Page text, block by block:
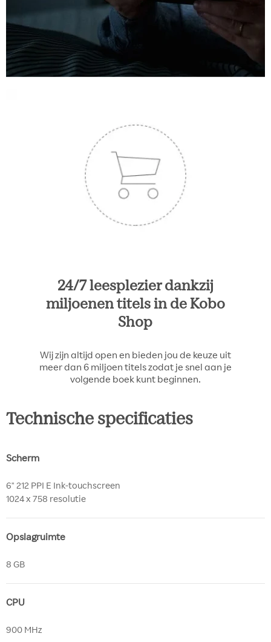
24/7 leesplezier dankzij
miljoenen titels in de Kobo
Shop
Wij zijn altijd open en bieden jou de keuze uit
meer dan 6 miljoen titels zodat je snel aan je
volgende boek kunt beginnen.
Technische specificaties
Scherm
6" 212 PPI E Ink-touchscreen
1024 x 758 resolutie
Opslagruimte
8 GB
CPU
900 MHz